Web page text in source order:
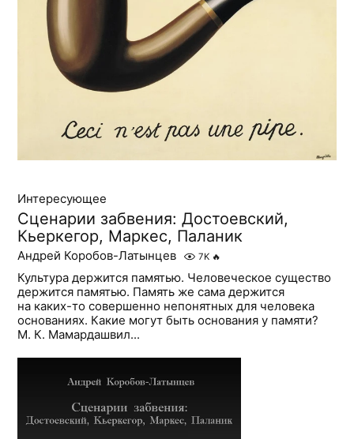
Интересующее
Сценарии забвения: Достоевский,
Кьеркегор, Маркес, Паланик
Андрей Коробов-Латынцев 7K 🔥
Культура держится памятью. Человеческое существо
держится памятью. Память же сама держится
на каких-то совершенно непонятных для человека
основаниях. Какие могут быть основания у памяти?
М. К. Мамардашвил...